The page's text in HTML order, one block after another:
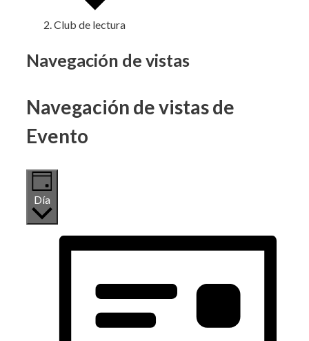
Club de lectura
Eventos
3
mayo,
Navegación de vistas
Navegación de vistas de
Evento
Día